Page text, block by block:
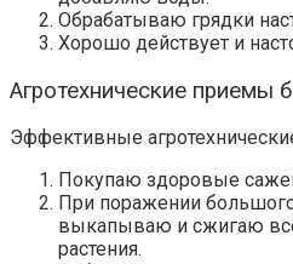
Обрабатываю грядки
Хорошо действует и
Агротехнические приемы
Эффективные
Покупаю здоровые
При поражении
выкапываю и сжигаю
растения.